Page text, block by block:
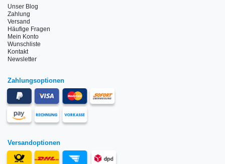
Unser Blog
Zahlung
Versand
Häufige Fragen
Mein Konto
Wunschliste
Kontakt
Newsletter
Zahlungsoptionen
Versandoptionen